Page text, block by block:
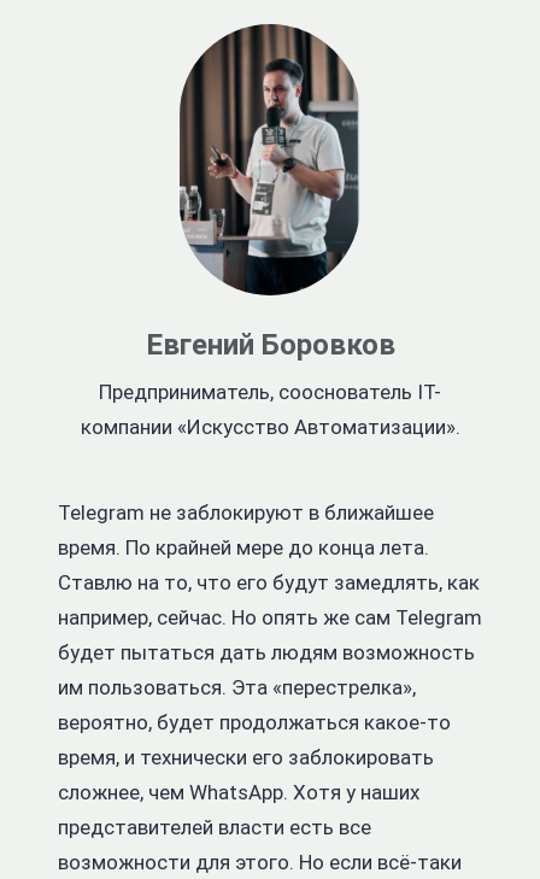
Евгений Боровков
Предприниматель, сооснователь IT-
компании «Искусство Автоматизации».
Telegram не заблокируют в ближайшее
время. По крайней мере до конца лета.
Ставлю на то, что его будут замедлять, как
например, сейчас. Но опять же сам Telegram
будет пытаться дать людям возможность
им пользоваться. Эта «перестрелка»,
вероятно, будет продолжаться какое-то
время, и технически его заблокировать
сложнее, чем WhatsApp. Хотя у наших
представителей власти есть все
возможности для этого. Но если всё-таки